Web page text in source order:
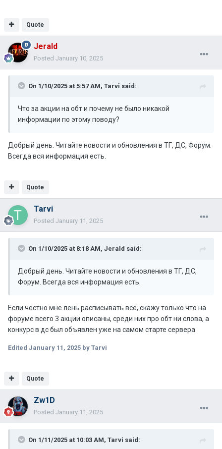
Quote
Jerald
Posted January 10, 2025
On 1/10/2025 at 5:57 AM, Tarvi said:
Что за акции на обт и почему не было никакой
информации по этому поводу?
Добрый день. Читайте новости и обновления в ТГ, ДС, Форум.
Всегда вся информация есть.
Quote
Tarvi
Posted January 11, 2025
On 1/10/2025 at 8:18 AM, Jerald said:
Добрый день. Читайте новости и обновления в ТГ, ДС,
Форум. Всегда вся информация есть.
Если честно мне лень расписывать всё, скажу только что на
форуме всего 3 акции описаны, среди них про обт ни слова, а
конкурс в дс был объявлен уже на самом старте сервера
Edited January 11, 2025 by Tarvi
Quote
Zw1D
Posted January 11, 2025
On 1/11/2025 at 10:03 AM, Tarvi said: